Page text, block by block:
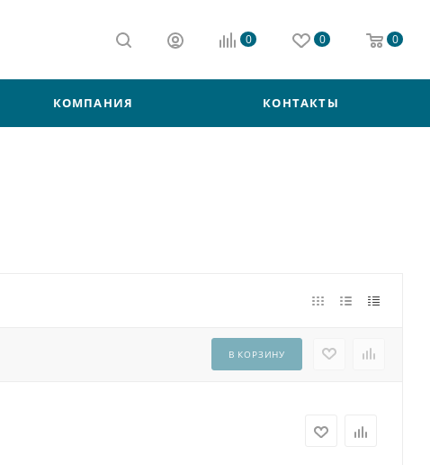
0 0 0
КОМПАНИЯ КОНТАКТЫ
В КОРЗИНУ